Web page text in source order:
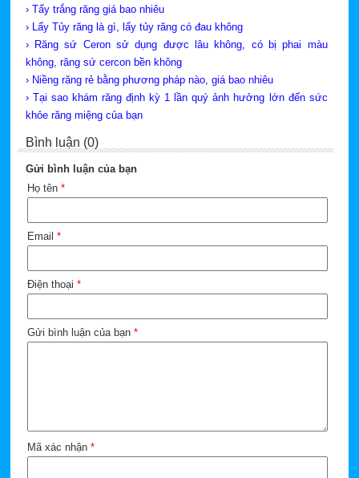
› Tẩy trắng răng giá bao nhiêu
› Lấy Tủy răng là gì, lấy tủy răng có đau không
› Răng sứ Ceron sử dụng được lâu không, có bị phai màu
không, răng sứ cercon bền không
› Niềng răng rẻ bằng phương pháp nào, giá bao nhiêu
› Tại sao khám răng định kỳ 1 lần quý ảnh hưởng lớn đến sức
khỏe răng miệng của bạn
Bình luận (0)
Gửi bình luận của bạn
Họ tên *
Email *
Điện thoại *
Gửi bình luận của bạn *
Mã xác nhận *